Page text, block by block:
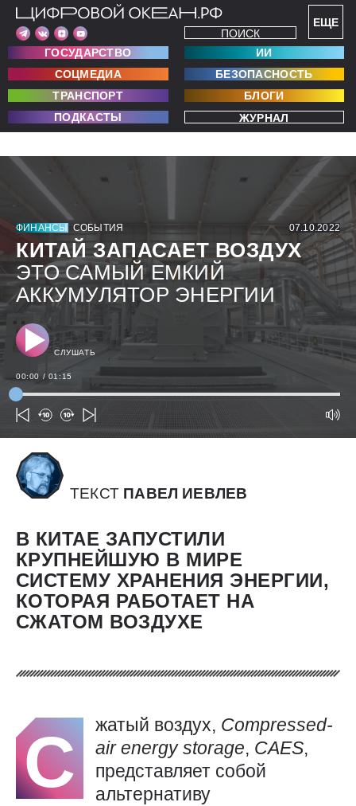
ЕЩЕ
ПОИСК
ГОСУДАРСТВО
ИИ
СОЦМЕДИА
БЕЗОПАСНОСТЬ
ТРАНСПОРТ
БЛОГИ
ПОДКАСТЫ
ЖУРНАЛ
ФИНАНСЫ СОБЫТИЯ 07.10.2022
КИТАЙ ЗАПАСАЕТ ВОЗДУХ
ЭТО САМЫЙ ЕМКИЙ
АККУМУЛЯТОР ЭНЕРГИИ
СЛУШАТЬ
00:00 / 01:15
ТЕКСТ ПАВЕЛ ИЕВЛЕВ
В КИТАЕ ЗАПУСТИЛИ
КРУПНЕЙШУЮ В МИРЕ
СИСТЕМУ ХРАНЕНИЯ ЭНЕРГИИ,
КОТОРАЯ РАБОТАЕТ НА
СЖАТОМ ВОЗДУХЕ
С жатый воздух, Compressed-
airenergystorage, CAES,
представляет собой
альтернативу